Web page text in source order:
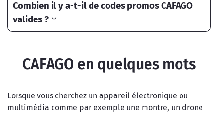
Combien il y a-t-il de codes promos CAFAGO
valides ?
CAFAGO en quelques mots
Lorsque vous cherchez un appareil électronique ou
multimédia comme par exemple une montre, un drone